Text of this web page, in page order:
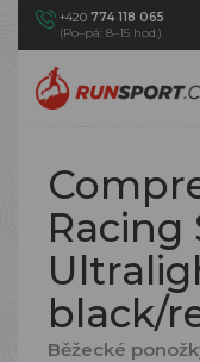
+420 774 118 065
(Po–pá: 8–15 hod.)
Racing
black/
Běžecké